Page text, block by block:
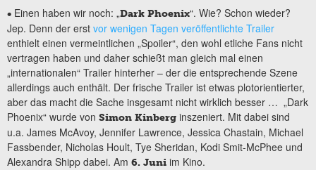
• Einen haben wir noch: „Dark Phoenix“. Wie? Schon wieder?
Jep. Denn der erst vor wenigen Tagen veröffentlichte Trailer
enthielt einen vermeintlichen „Spoiler“, den wohl etliche Fans nicht
vertragen haben und daher schießt man gleich mal einen
„internationalen“ Trailer hinterher – der die entsprechende Szene
allerdings auch enthält. Der frische Trailer ist etwas plotorientierter,
aber das macht die Sache insgesamt nicht wirklich besser … „Dark
Phoenix“ wurde von Simon Kinberg inszeniert. Mit dabei sind
u.a. James McAvoy, Jennifer Lawrence, Jessica Chastain, Michael
Fassbender, Nicholas Hoult, Tye Sheridan, Kodi Smit-McPhee und
Alexandra Shipp dabei. Am 6. Juni im Kino.